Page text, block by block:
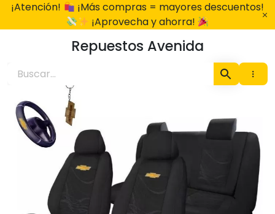
¡Atención!
¡Más compras = mayores descuentos!
¡Aprovecha y ahorra!
Repuestos Avenida